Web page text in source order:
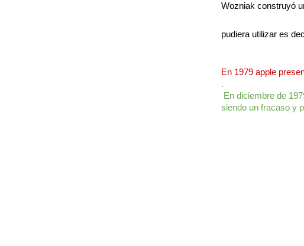
Wozniak construyó
pudiera utilizar es
En 1979 apple
.
En diciembre de
siendo un fracaso y